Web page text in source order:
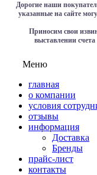
Дорогие наши
указанные на сайте
Приносим свои
выставлении
Меню
главная
о компании
условия
отзывы
информация
Доставка
Бренды
прайс-лист
контакты